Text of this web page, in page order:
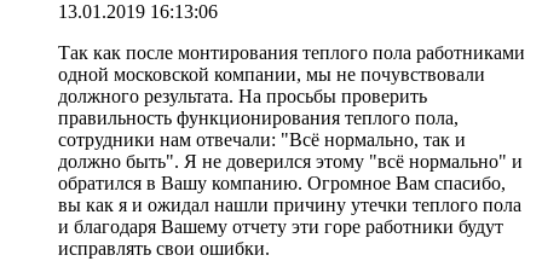
13.01.2019 16:13:06
Так как после монтирования теплого пола работниками
одной московской компании, мы не почувствовали
должного результата. На просьбы проверить
правильность функционирования теплого пола,
сотрудники нам отвечали: "Всё нормально, так и
должно быть". Я не доверился этому "всё нормально" и
обратился в Вашу компанию. Огромное Вам спасибо,
вы как я и ожидал нашли причину утечки теплого пола
и благодаря Вашему отчету эти горе работники будут
исправлять свои ошибки.